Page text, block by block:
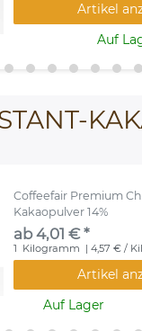
Artikel
Auf
Coffeefair Premium
Kakaopulver 14%
ab 4,01 € *
1 Kilogramm | 4,57 € /
Artikel
Auf Lager